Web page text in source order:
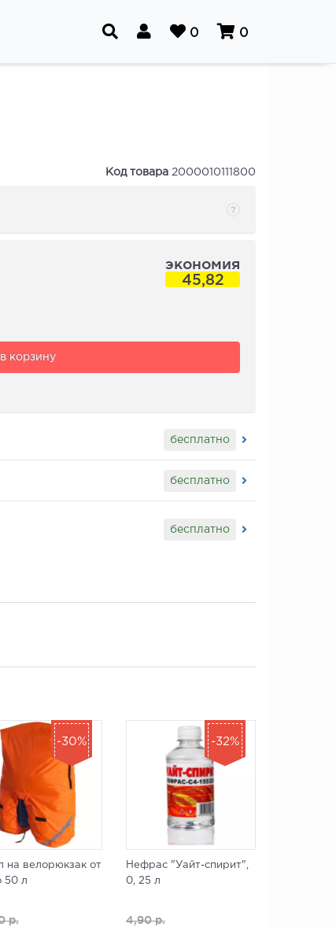
0 0
Код товара 2000010111800
экономия
45,82
корзину
бесплатно
бесплатно
бесплатно
на велорюкзак от
50 л
р.
-30%
Нефрас "Уайт-спирит",
0, 25 л
4,90р.
-32%